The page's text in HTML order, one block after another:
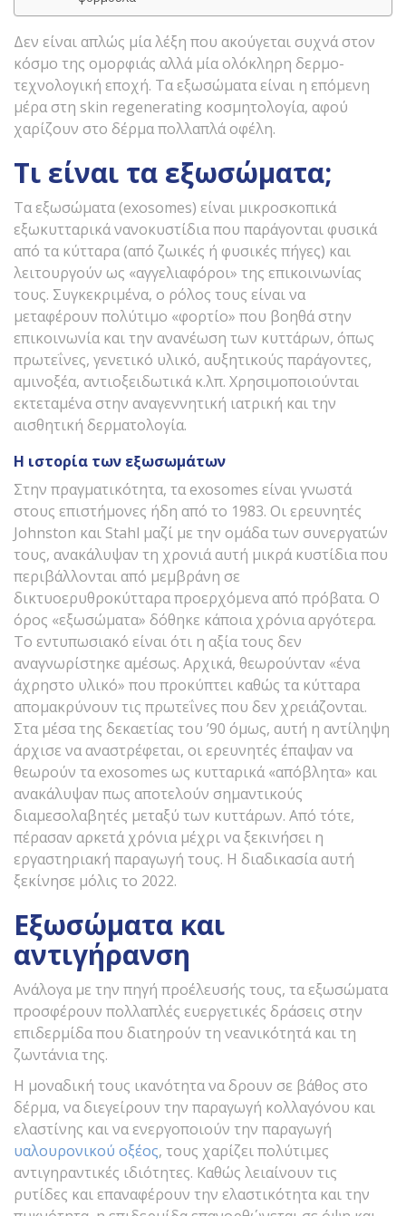
Δεν είναι απλώς μία λέξη που ακούγεται συχνά στον
κόσμο της ομορφιάς αλλά μία ολόκληρη δερμο-
τεχνολογική εποχή. Τα εξωσώματα είναι η επόμενη
μέρα στη skin regenerating κοσμητολογία, αφού
χαρίζουν στο δέρμα πολλαπλά οφέλη.
Τι είναι τα εξωσώματα;
Τα εξωσώματα (exosomes) είναι μικροσκοπικά
εξωκυτταρικά νανοκυστίδια που παράγονται φυσικά
από τα κύτταρα (από ζωικές ή φυσικές πήγες) και
λειτουργούν ως «αγγελιαφόροι» της επικοινωνίας
τους. Συγκεκριμένα, ο ρόλος τους είναι να
μεταφέρουν πολύτιμο «φορτίο» που βοηθά στην
επικοινωνία και την ανανέωση των κυττάρων, όπως
πρωτεΐνες, γενετικό υλικό, αυξητικούς παράγοντες,
αμινοξέα, αντιοξειδωτικά κ.λπ. Χρησιμοποιούνται
εκτεταμένα στην αναγεννητική ιατρική και την
αισθητική δερματολογία.
Η ιστορία των εξωσωμάτων
Στην πραγματικότητα, τα exosomes είναι γνωστά
στους επιστήμονες ήδη από το 1983. Οι ερευνητές
Johnston και Stahl μαζί με την ομάδα των συνεργατών
τους, ανακάλυψαν τη χρονιά αυτή μικρά κυστίδια που
περιβάλλονται από μεμβράνη σε
δικτυοερυθροκύτταρα προερχόμενα από πρόβατα. Ο
όρος «εξωσώματα» δόθηκε κάποια χρόνια αργότερα.
Το εντυπωσιακό είναι ότι η αξία τους δεν
αναγνωρίστηκε αμέσως. Αρχικά, θεωρούνταν «ένα
άχρηστο υλικό» που προκύπτει καθώς τα κύτταρα
απομακρύνουν τις πρωτεΐνες που δεν χρειάζονται.
Στα μέσα της δεκαετίας του ’90 όμως, αυτή η αντίληψη
άρχισε να αναστρέφεται, οι ερευνητές έπαψαν να
θεωρούν τα exosomes ως κυτταρικά «απόβλητα» και
ανακάλυψαν πως αποτελούν σημαντικούς
διαμεσολαβητές μεταξύ των κυττάρων. Από τότε,
πέρασαν αρκετά χρόνια μέχρι να ξεκινήσει η
εργαστηριακή παραγωγή τους. Η διαδικασία αυτή
ξεκίνησε μόλις το 2022.
Εξωσώματα και
αντιγήρανση
Ανάλογα με την πηγή προέλευσής τους, τα εξωσώματα
προσφέρουν πολλαπλές ευεργετικές δράσεις στην
επιδερμίδα που διατηρούν τη νεανικότητά και τη
ζωντάνια της.
Η μοναδική τους ικανότητα να δρουν σε βάθος στο
δέρμα, να διεγείρουν την παραγωγή κολλαγόνου και
ελαστίνης και να ενεργοποιούν την παραγωγή
υαλουρονικού οξέος, τους χαρίζει πολύτιμες
αντιγηραντικές ιδιότητες. Καθώς λειαίνουν τις
ρυτίδες και επαναφέρουν την ελαστικότητα και την